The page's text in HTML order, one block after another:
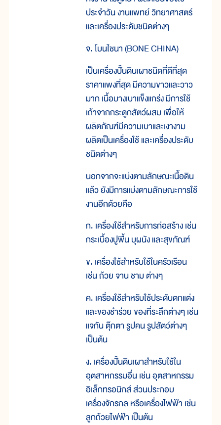
ประจำวัน งานแพทย์ วิทยาศาสตร์
และเครื่องประดับชนิดต่างๆ
จ. โบนไชนา (BONE CHINA)
เป็นเครื่องปั้นดินเผาชนิดที่ดีที่สุด
ราคาแพงที่สุด มีความขาวและวาว
มาก เนื้อบางเบาแข็งแกร่ง มีการใช้
เถ้าจากกระดูกสัตว์ผสม เพื่อให้
ผลิตภัณฑ์มีความเบาและเงางาม
ผลิตเป็นเครื่องใช้ และเครื่องประดับ
ชนิดต่างๆ
นอกจากจะแบ่งตามลักษณะเนื้อดิน
แล้ว ยังมีการแบ่งตามลักษณะการใช้
งานอีกด้วยคือ
ก. เครื่องใช้สำหรับการก่อสร้าง เช่น
กระเบื้องปูพื้น บุผนัง และสุขภัณฑ์
ข. เครื่องใช้สำหรับใช้ในครัวเรือน
เช่น ถ้วย จาน ชาม ต่างๆ
ค. เครื่องใช้สำหรับใช้ประดับตกแต่ง
และของชำร่วย ของที่ระลึกต่างๆ เช่น
แจกัน ตุ๊กตา รูปคน รูปสัตว์ต่างๆ
เป็นต้น
ง. เครื่องปั้นดินเผาสำหรับใช้ใน
อุตสาหกรรมอื่น เช่น อุตสาหกรรม
อิเล็กทรอนิกส์ ส่วนประกอบ
เครื่องจักรกล หรือเครื่องไฟฟ้า เช่น
ลูกถ้วยไฟฟ้า เป็นต้น